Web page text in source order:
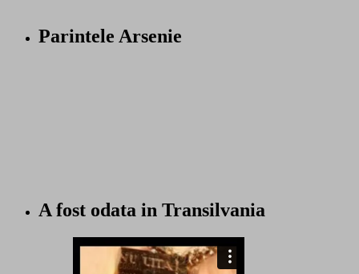
Parintele Arsenie
A fost odata in Transilvania